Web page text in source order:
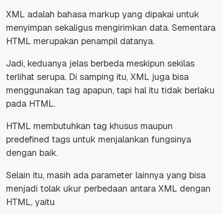
XML adalah bahasa markup yang dipakai untuk
menyimpan sekaligus mengirimkan data. Sementara
HTML merupakan penampil datanya.
Jadi, keduanya jelas berbeda meskipun sekilas
terlihat serupa. Di samping itu, XML juga bisa
menggunakan tag apapun, tapi hal itu tidak berlaku
pada HTML.
HTML membutuhkan tag khusus maupun
predefined tags untuk menjalankan fungsinya
dengan baik.
Selain itu, masih ada parameter lainnya yang bisa
menjadi tolak ukur perbedaan antara XML dengan
HTML, yaitu